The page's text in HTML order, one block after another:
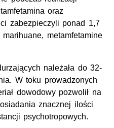
oraz
zabezpieczyli ponad 1,7
metamfetamine
należała do 32-
W toku prowadzonych
dowodowy pozwolił na
znacznej ilości
psychotropowych.